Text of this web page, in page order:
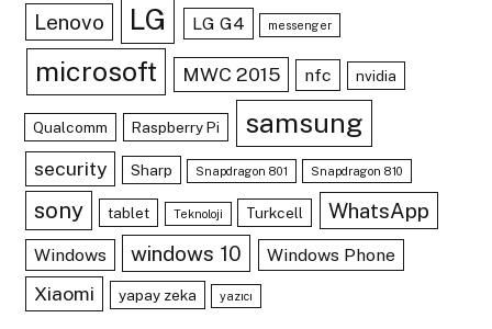
Lenovo LG LG G4 messenger
microsoft MWC 2015 nfc nvidia
Qualcomm Raspberry Pi samsung
security Sharp Snapdragon 801 Snapdragon 810
sony tablet Teknoloji Turkcell WhatsApp
Windows windows 10 Windows Phone
Xiaomi yapay zeka yazıcı